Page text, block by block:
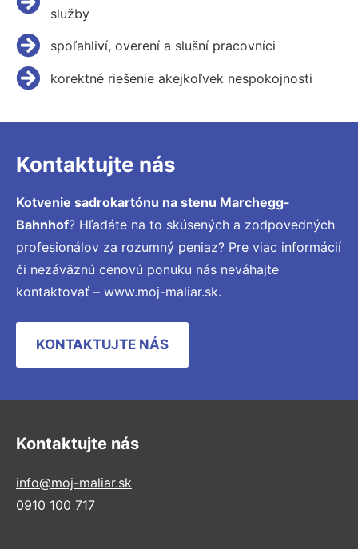
služby
spoľahliví, overení a slušní pracovníci
korektné riešenie akejkoľvek nespokojnosti
Kontaktujte nás
Kotvenie sadrokartónu na stenu Marchegg-
Bahnhof? Hľadáte na to skúsených a zodpovedných
profesionálov za rozumný peniaz? Pre viac informácií
či nezáväznú cenovú ponuku nás neváhajte
kontaktovať – www.moj-maliar.sk.
KONTAKTUJTE NÁS
Kontaktujte nás
info@moj-maliar.sk
0910 100 717